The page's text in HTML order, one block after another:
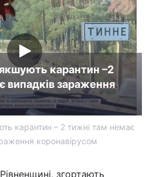
Політика
Світ
Наука
Лайт
Інциденти
Туризм
Погода
карантин –2
випадків зараження
карантин – 2 тижні там немає
коронавірусом
згортають